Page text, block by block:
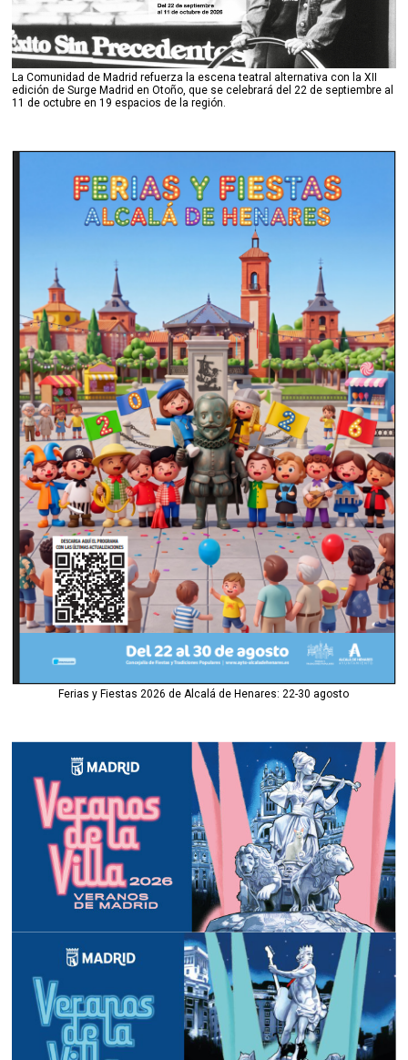
La Comunidad de Madrid refuerza la escena teatral alternativa con la XII
edición de Surge Madrid en Otoño, que se celebrará del 22 de septiembre al
11 de octubre en 19 espacios de la región.
Ferias y Fiestas 2026 de Alcalá de Henares: 22-30 agosto